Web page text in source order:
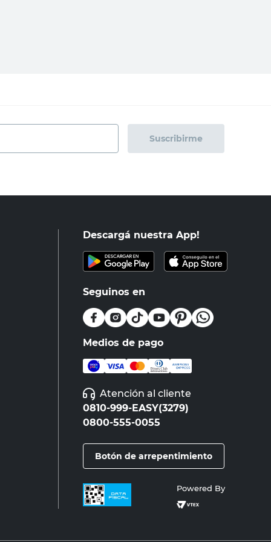
Suscribirme
Descargá nuestra App!
Seguinos en
Medios de pago
Atención al cliente
0810-999-EASY(3279)
0800-555-0055
Botón de arrepentimiento
Powered By